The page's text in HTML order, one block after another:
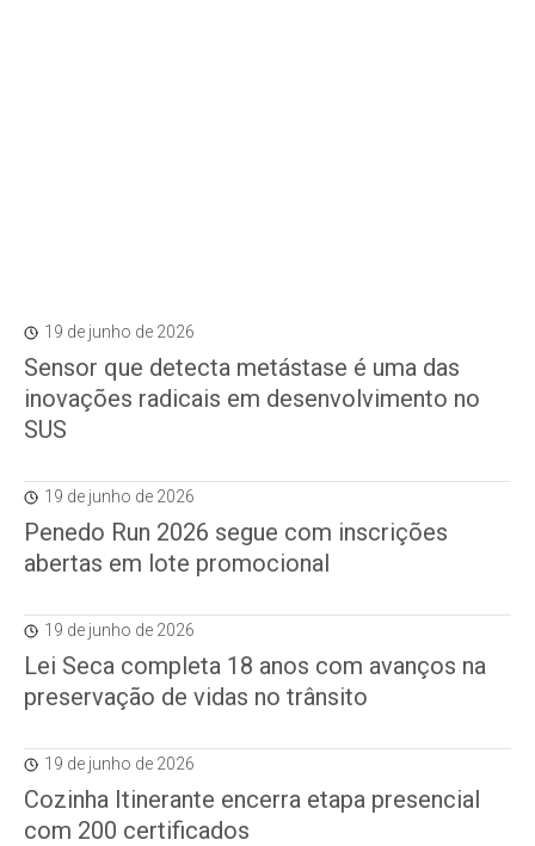
19 de junho de 2026
Sensor que detecta metástase é uma das
inovações radicais em desenvolvimento no
SUS
19 de junho de 2026
Penedo Run 2026 segue com inscrições
abertas em lote promocional
19 de junho de 2026
Lei Seca completa 18 anos com avanços na
preservação de vidas no trânsito
19 de junho de 2026
Cozinha Itinerante encerra etapa presencial
com 200 certificados